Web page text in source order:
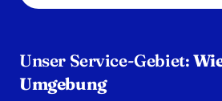
Unser Service-Gebiet:
Umgebung